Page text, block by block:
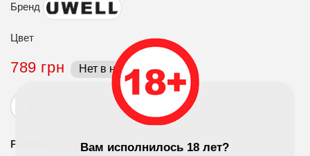
Бренд
Цвет
789 грн Нет в наличии
Рейтинг: (читать отзывы: 1)
Вам исполнилось 18 лет?